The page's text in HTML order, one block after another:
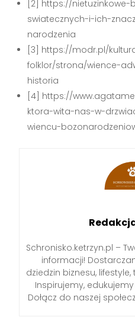
[2] https://
swiatecznych-i-ich-
narodzenia
[3] https://modr.pl/
folklor/strona/wience-
historia
[4] https://
ktora-wita-nas-w-
wiencu-
Schronisko.ketrzyn.pl –
informacji!
dziedzin biznesu,
Inspirujemy,
Dołącz do naszej